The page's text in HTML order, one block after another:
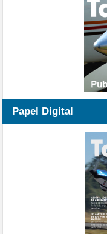
Papel Digital